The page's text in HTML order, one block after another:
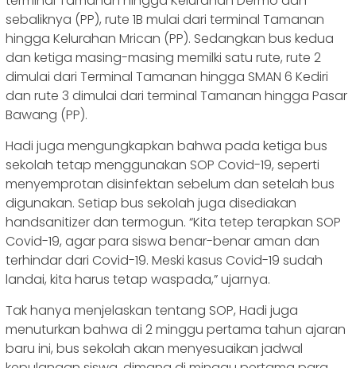
sebaliknya (PP), rute 1B mulai dari terminal Tamanan
hingga Kelurahan Mrican (PP). Sedangkan bus kedua
dan ketiga masing-masing memilki satu rute, rute 2
dimulai dari Terminal Tamanan hingga SMAN 6 Kediri
dan rute 3 dimulai dari terminal Tamanan hingga Pasar
Bawang (PP).
Hadi juga mengungkapkan bahwa pada ketiga bus
sekolah tetap menggunakan SOP Covid-19, seperti
menyemprotan disinfektan sebelum dan setelah bus
digunakan. Setiap bus sekolah juga disediakan
handsanitizer dan termogun. “Kita tetep terapkan SOP
Covid-19, agar para siswa benar-benar aman dan
terhindar dari Covid-19. Meski kasus Covid-19 sudah
landai, kita harus tetap waspada,” ujarnya.
Tak hanya menjelaskan tentang SOP, Hadi juga
menuturkan bahwa di 2 minggu pertama tahun ajaran
baru ini, bus sekolah akan menyesuaikan jadwal